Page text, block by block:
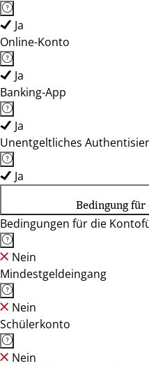
Ja
Online-Konto
Ja
Banking-App
Ja
Unentgeltliches
Ja
Bedingung
Bedingungen für die
Nein
Mindestgeldeingang
Nein
Schülerkonto
Nein